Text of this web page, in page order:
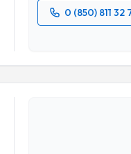
0 (850) 811 32
Dr. Öğr. Üyesi Hasan
oluşturun. Size bu